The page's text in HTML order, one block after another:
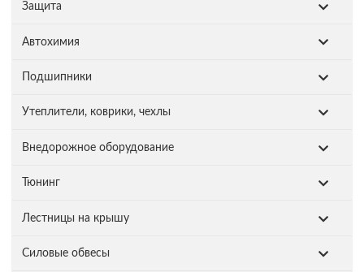
Защита
Автохимия
Подшипники
Утеплители, коврики, чехлы
Внедорожное оборудование
Тюнинг
Лестницы на крышу
Силовые обвесы